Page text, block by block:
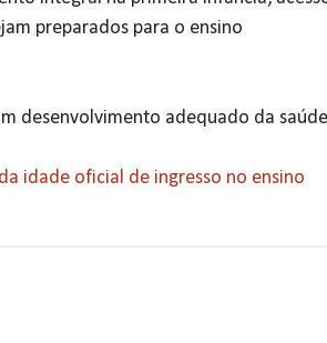
preparados para o ensino
desenvolvimento adequado da
idade oficial de ingresso no ensino